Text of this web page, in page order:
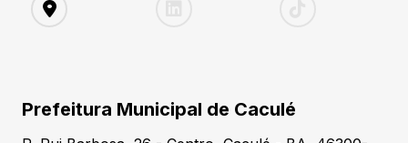
Prefeitura Municipal de Caculé